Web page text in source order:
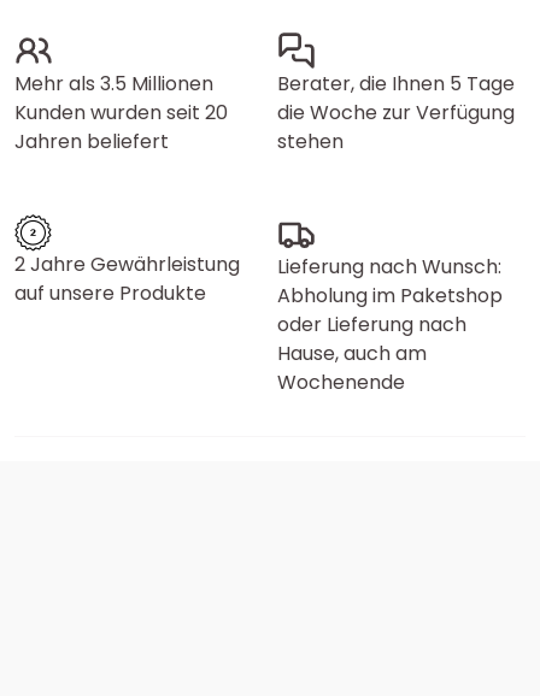
Mehr als 3.5 Millionen
Kunden wurden seit 20
Jahren beliefert
Berater, die Ihnen 5 Tage
die Woche zur Verfügung
stehen
2 Jahre Gewährleistung
auf unsere Produkte
Lieferung nach Wunsch:
Abholung im Paketshop
oder Lieferung nach
Hause, auch am
Wochenende